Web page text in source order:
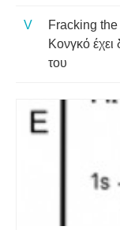
Fracking the
Κονγκό έχει
του